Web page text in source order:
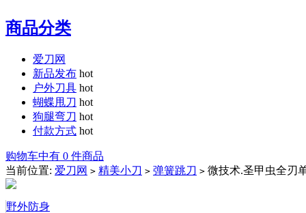
商品分类
爱刀网
新品发布 hot
户外刀具 hot
蝴蝶甩刀 hot
狗腿弯刀 hot
付款方式 hot
购物车中有 0 件商品
当前位置: 爱刀网 > 精美小刀 > 弹簧跳刀 > 微技术.圣甲虫全刃
野外防身